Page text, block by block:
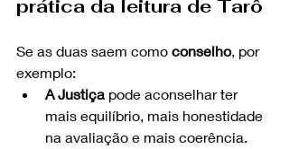
prática da leitura de Tarô
Se as duas saem como conselho, por
exemplo:
A Justiça pode aconselhar ter
mais equilíbrio, mais honestidade
na avaliação e mais coerência.